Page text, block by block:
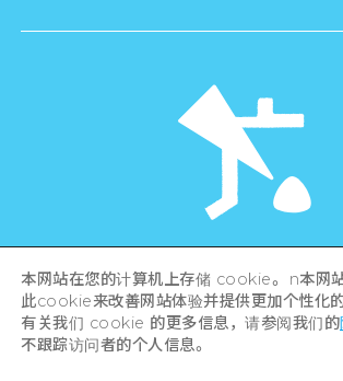
Hiroshima Prefecture /
All rights reserved
本网站在您的计算机上存储 cookie。 n本网
此cookie来改善网站体验并提供更加个性化的
有关我们 cookie 的更多信息，请参阅我们的
不跟踪访问者的个人信息。